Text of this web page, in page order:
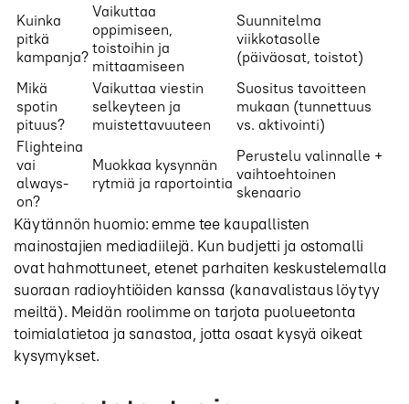
Kuinka
pitkä
kampanja?
Vaikuttaa
oppimiseen,
toistoihin ja
mittaamiseen
Suunnitelma
viikkotasolle
(päiväosat, toistot)
Mikä
spotin
pituus?
Vaikuttaa viestin
selkeyteen ja
muistettavuuteen
Suositus tavoitteen
mukaan (tunnettuus
vs. aktivointi)
Flighteina
vai
always-
on?
Muokkaa kysynnän
rytmiä ja raportointia
Perustelu valinnalle +
vaihtoehtoinen
skenaario
Käytännön huomio: emme tee kaupallisten
mainostajien mediadiilejä. Kun budjetti ja ostomalli
ovat hahmottuneet, etenet parhaiten keskustelemalla
suoraan radioyhtiöiden kanssa (kanavalistaus löytyy
meiltä). Meidän roolimme on tarjota puolueetonta
toimialatietoa ja sanastoa, jotta osaat kysyä oikeat
kysymykset.